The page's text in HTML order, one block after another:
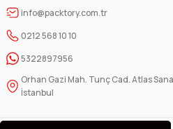
info@packtory.com.tr
0212 568 10 10
5322897956
Orhan Gazi Mah. Tunç Cad. Atlas
İstanbul